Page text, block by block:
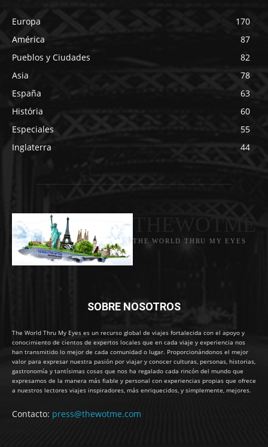
Europa
170
América
87
Pueblos y Ciudades
82
Asia
78
España
63
História
60
Especiales
55
Inglaterra
44
THE WORLD THRU MY EYES
SOBRE NOSOTROS
The World Thru My Eyes es un recurso global de viajes fortalecida con el apoyo y
conocimiento de cientos de expertos locales que en cada viaje y experiencia nos
han transmitido lo mejor de cada comunidad o lugar. Proporcionándonos el mejor
valor para expresar nuestra pasión por viajar y conocer culturas, personas, historias,
gastronomía y tantísimas cosas que nos ha regalado cada rincón del mundo que
expresamos de la manera más fiable y personal con experiencias propias que ofrece
a nuestros lectores viajes inspiradores, más enriquecidos, y simplemente, mejores.
Contacto: press@thewotme.com